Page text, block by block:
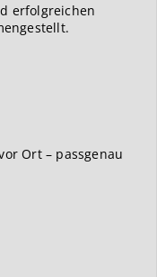
erfolgreichen
Ort – passgenau